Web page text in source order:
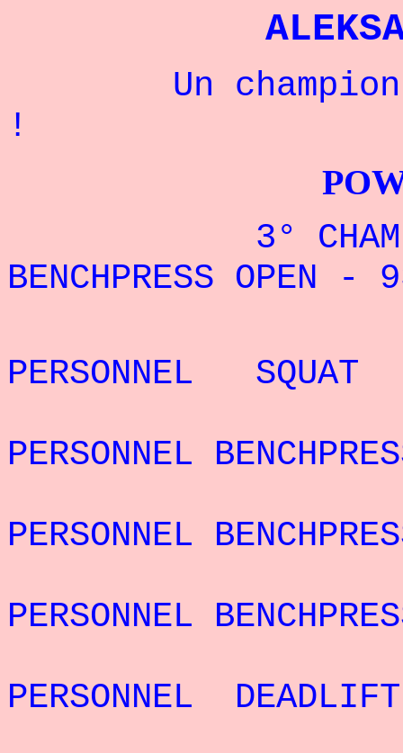
Un champion
!
3°
BENCHPRESS OPEN
PERSONNEL
PERSONNEL
PERSONNEL
PERSONNEL
PERSONNEL